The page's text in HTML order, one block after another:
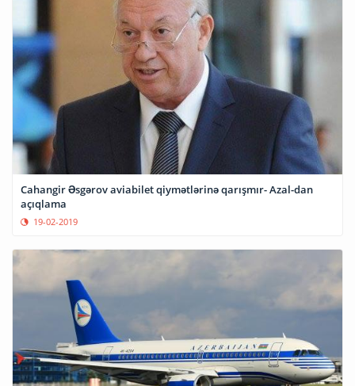
Cahangir Əsgərov aviabilet qiymətlərinə qarışmır- Azal-dan
açıqlama
19-02-2019